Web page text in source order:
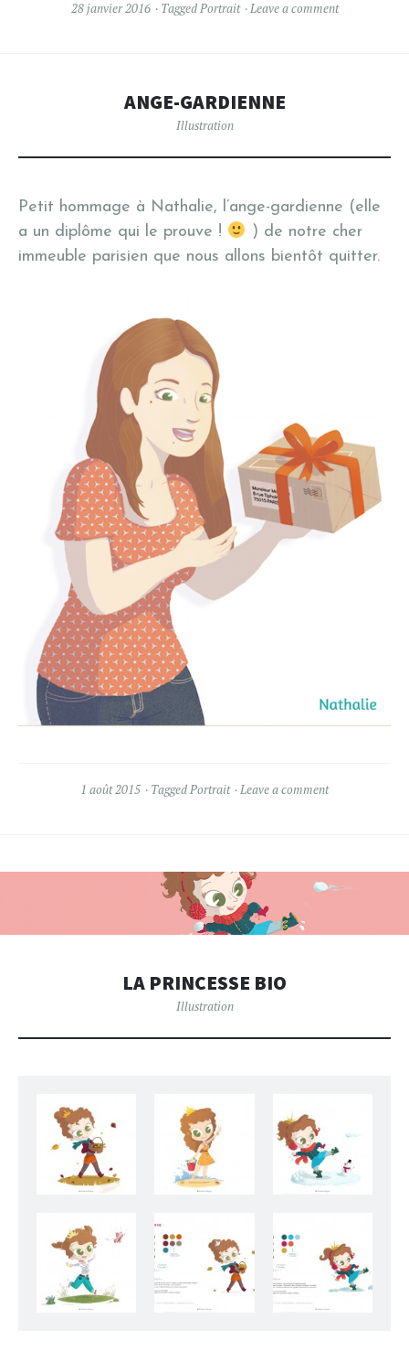
28 janvier 2016 TaggedPortrait Leave a comment
ANGE-GARDIENNE
Illustration
Petit hommage à Nathalie, l’ange-gardienne (elle
a un diplôme qui le prouve !
) de notre cher
immeuble parisien que nous allons bientôt quitter.
1 août 2015 TaggedPortrait Leave a comment
LA PRINCESSE BIO
Illustration